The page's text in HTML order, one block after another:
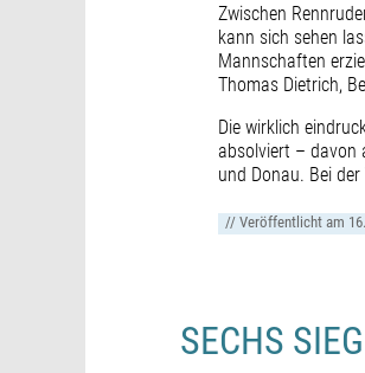
Zwischen
kann sich sehen
Mannschaften
Thomas Dietrich,
Die wirklich
absolviert – davon
und Donau. Bei
// Veröffentlicht am
SECHS